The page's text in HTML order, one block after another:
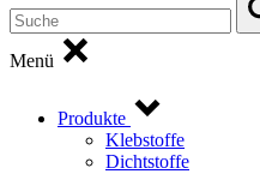
Menü
Produkte
Klebstoffe
Dichtstoffe